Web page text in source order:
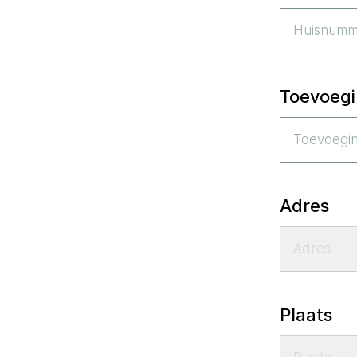
Adres
Plaats